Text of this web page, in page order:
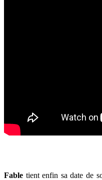
Fable tient enfin sa date de